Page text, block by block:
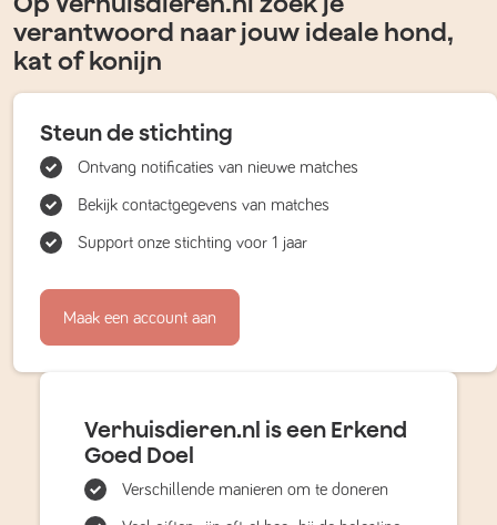
verantwoord naar jouw ideale hond,
kat of konijn
Steun de stichting
Ontvang notificaties van nieuwe matches
Bekijk contactgegevens van matches
Support onze stichting voor 1 jaar
Maak een account aan
Verhuisdieren.nl is een Erkend
Goed Doel
Verschillende manieren om te doneren